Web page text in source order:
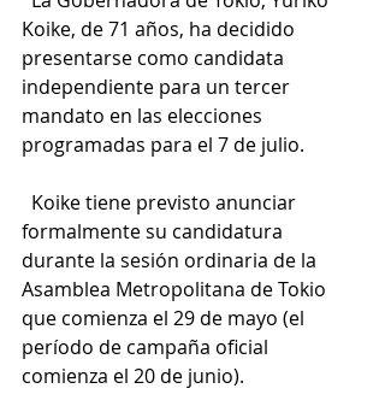
Koike, de 71 años, ha decidido
presentarse como candidata
independiente para un tercer
mandato en las elecciones
programadas para el 7 de julio.
Koike tiene previsto anunciar
formalmente su candidatura
durante la sesión ordinaria de la
Asamblea Metropolitana de Tokio
que comienza el 29 de mayo (el
período de campaña oficial
comienza el 20 de junio).